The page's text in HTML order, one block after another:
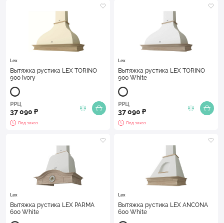
Lex
Вытяжка рустика LEX TORINO
900 Ivory
РРЦ
37 090 ₽
Под заказ
Lex
Вытяжка рустика LEX TORINO
900 White
РРЦ
37 090 ₽
Под заказ
Lex
Вытяжка рустика LEX PARMA
600 White
Lex
Вытяжка рустика LEX ANCONA
600 White